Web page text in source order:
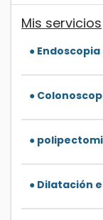
Mis servicios
●
●
●
● Dilatación